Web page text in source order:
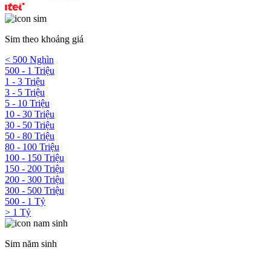
Sim theo khoảng giá
< 500 Nghìn
500 - 1 Triệu
1 - 3 Triệu
3 - 5 Triệu
5 - 10 Triệu
10 - 30 Triệu
30 - 50 Triệu
50 - 80 Triệu
80 - 100 Triệu
100 - 150 Triệu
150 - 200 Triệu
200 - 300 Triệu
300 - 500 Triệu
500 - 1 Tỷ
> 1 Tỷ
Sim năm sinh